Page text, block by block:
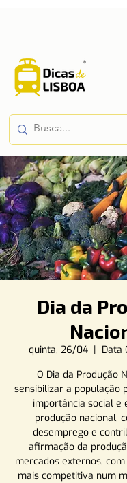
Dia da
quinta, 26/04
  |
Data
O Dia da Produção
sensibilizar a população
importância social e
produção nacional,
desemprego e
afirmação da
mercados externos,
mais competitiva num